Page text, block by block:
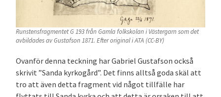
Runstensfragmentet G 193 från Gamla folkskolan i Västergarn som det
avbildades av Gustafson 1871. Efter original i ATA (CC-BY)
Ovanför denna teckning har Gabriel Gustafson också
skrivit ”Sanda kyrkogård”. Det finns alltså goda skäl att
tro att även detta fragment vid något tillfälle har